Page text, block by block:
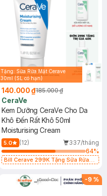
Tặng: Sữa Rửa Mặt Cerave
30ml (SL có hạn)
140.000 ₫185.000 ₫
CeraVe
Kem Dưỡng CeraVe Cho Da
Khô Đến Rất Khô 50ml
Moisturising Cream
5.0 (12)
337/tháng
64%
Bill Cerave 299K Tặng Sữa Rửa
-9 %